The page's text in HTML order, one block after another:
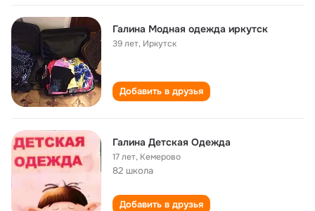
Галина Модная одежда иркутск
39 лет, Иркутск
Добавить в друзья
Галина Детская Одежда
17 лет, Кемерово
82 школа
Добавить в друзья